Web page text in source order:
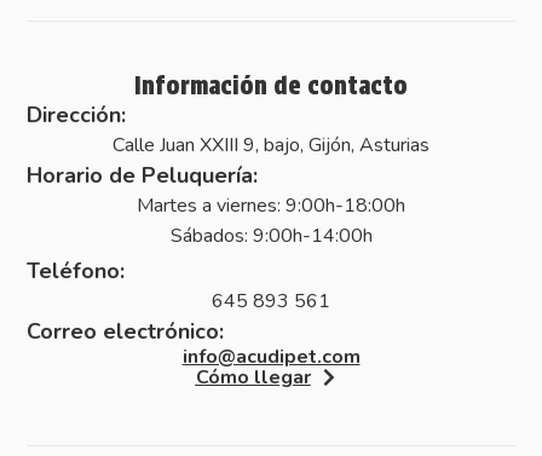
Información de contacto
Dirección:
Calle Juan XXIII 9, bajo, Gijón, Asturias
Horario de Peluquería:
Martes a viernes: 9:00h-18:00h
Sábados: 9:00h-14:00h
Teléfono:
645 893 561
Correo electrónico:
info@acudipet.com
Cómo llegar